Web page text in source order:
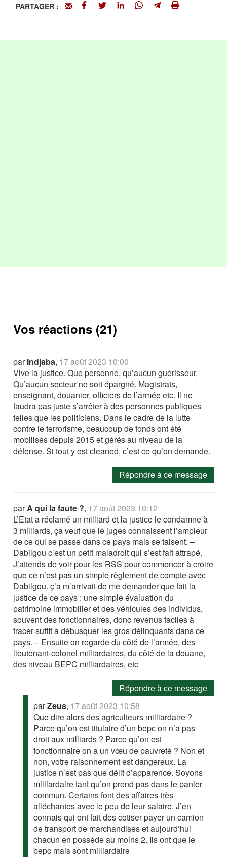
PARTAGER :
Vos réactions (21)
parIndjaba, 17 août 2023 10:00
Vive la justice. Que personne, qu’aucun guérisseur,
Qu’aucun secteur ne soit épargné. Magistrats,
enseignant, douanier, officiers de l’armée etc. Il ne
faudra pas juste s’arrêter à des personnes publiques
telles que les politiciens. Dans le cadre de la lutte
contre le terrorisme, beaucoup de fonds ont été
mobilisés depuis 2015 et gérés au niveau de la
défense. Si tout y est cleaned, c’est ce qu’on demande.
Répondre à ce message
parA qui la faute ?, 17 août 2023 10:12
L’Etat a réclamé un milliard et la justice le condamne à
3 milliards, ça veut que le juges connaissent l’ampleur
de ce qui se passe dans ce pays mais se taisent. –
Dabilgou c’est un petit maladroit qui s’est fait attrapé.
J’attends de voir pour les RSS pour commencer à croire
que ce n’est pas un simple règlement de compte avec
Dabilgou. ç’a m’arrivait de me demander que fait la
justice de ce pays : une simple évaluation du
patrimoine immobilier et des véhicules des individus,
souvent des fonctionnaires, donc revenus faciles à
tracer suffit à débusquer les gros délinquants dans ce
pays. – Ensuite on regarde du côté de l’armée, des
lieutenant-colonel milliardaires, du côté de la douane,
des niveau BEPC milliardaires, etc
Répondre à ce message
parZeus, 17 août 2023 10:58
Que dire alors des agriculteurs milliardaire ?
Parce qu’on est titulaire d’un bepc on n’a pas
droit aux milliards ? Parce qu’on est
fonctionnaire on a un vœu de pauvreté ? Non et
non, votre raisonnement est dangereux. La
justice n’est pas que délit d’apparence. Soyons
milliardaire tant qu’on prend pas dans le panier
commun. Certains font des affaires très
alléchantes avec le peu de leur salaire. J’en
connais qui ont fait des cotiser payer un camion
de transport de marchandises et aujourd’hui
chacun en possède au moins 2. Ils ont que le
bepc mais sont milliardaire